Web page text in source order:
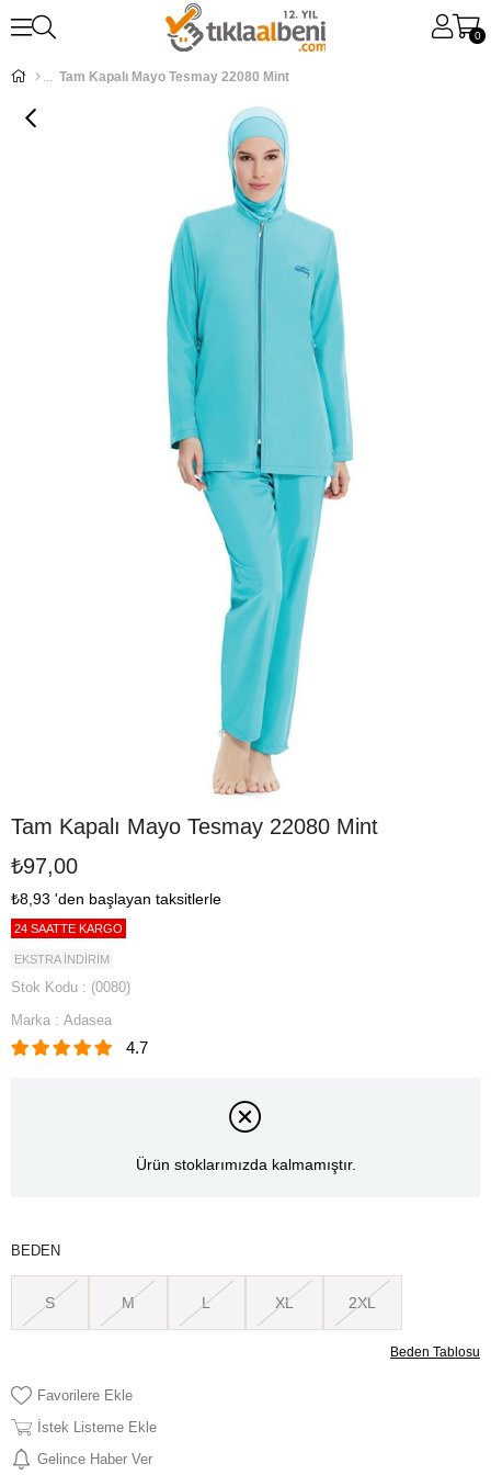
0
Tam Kapalı Mayo Tesmay 22080 Mint
Tam Kapalı Mayo Tesmay 22080 Mint
₺97,00
₺8,93 'den başlayan taksitlerle
24 SAATTE KARGO
EKSTRA İNDİRİM
Stok Kodu
(0080)
Marka : Adasea
4.7
Ürün stoklarımızda kalmamıştır.
BEDEN
S M L XL 2XL
Beden Tablosu
Favorilere Ekle
İstek Listeme Ekle
Gelince Haber Ver